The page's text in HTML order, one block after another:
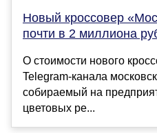
Новый кроссовер
почти в 2 миллиона
О стоимости нового
Telegram-канала
собираемый на
цветовых ре...